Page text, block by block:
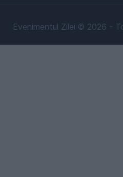
Evenimentul Zilei © 2026 -